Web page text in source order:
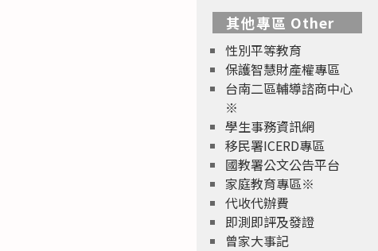
其他專區 Other
性別平等教育
保護智慧財產權專區
台南二區輔導諮商中心
※
學生事務資訊網
移民署ICERD專區
國教署公文公告平台
家庭教育專區※
代收代辦費
即測即評及發證
曾家大事記